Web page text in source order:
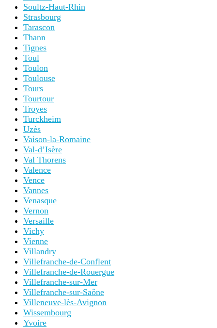
Soultz-Haut-Rhin
Strasbourg
Tarascon
Thann
Tignes
Toul
Toulon
Toulouse
Tours
Tourtour
Troyes
Turckheim
Uzès
Vaison-la-Romaine
Val-d’Isère
Val Thorens
Valence
Vence
Vannes
Venasque
Vernon
Versaille
Vichy
Vienne
Villandry
Villefranche-de-Conflent
Villefranche-de-Rouergue
Villefranche-sur-Mer
Villefranche-sur-Saône
Villeneuve-lès-Avignon
Wissembourg
Yvoire